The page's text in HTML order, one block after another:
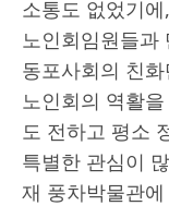
소통도 없었기
노인회임원들과
동포사회의 친
노인회의 역활
도 전하고 평소
특별한 관심이
재 풍차박물관